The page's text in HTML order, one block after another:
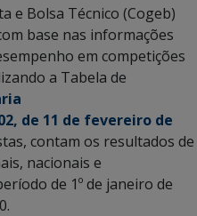
e Bolsa Técnico (Cogeb)
base nas informações
em competições
a Tabela de
de 11 de fevereiro de
contam os resultados de
nacionais e
de 1º de janeiro de